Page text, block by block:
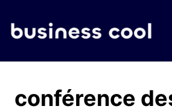
conférence